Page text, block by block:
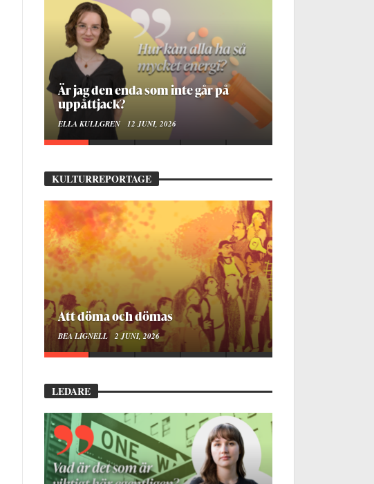
På stadsbiblioteket hittar jag det
mänskliga
MOA LINDROTH 10 JUNI, 2026
KULTURREPORTAGE
Mellan ånger och ältande
BEA LIGNELL 23 MARS, 2026
LEDARE